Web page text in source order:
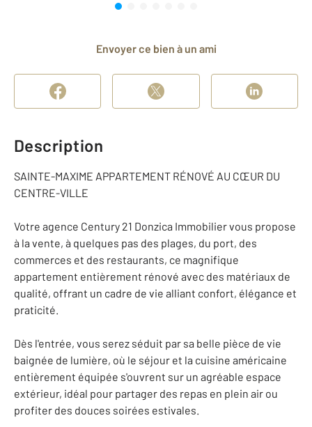
Envoyer ce bien à un ami
Description
SAINTE-MAXIME APPARTEMENT RÉNOVÉ AU CŒUR DU
CENTRE-VILLE
Votre agence Century 21 Donzica Immobilier vous propose
à la vente, à quelques pas des plages, du port, des
commerces et des restaurants, ce magnifique
appartement entièrement rénové avec des matériaux de
qualité, offrant un cadre de vie alliant confort, élégance et
praticité.
Dès l'entrée, vous serez séduit par sa belle pièce de vie
baignée de lumière, où le séjour et la cuisine américaine
entièrement équipée s'ouvrent sur un agréable espace
extérieur, idéal pour partager des repas en plein air ou
profiter des douces soirées estivales.